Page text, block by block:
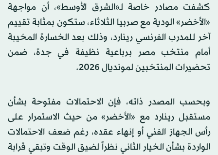
كشفت مصادر خاصة لـ«الشرق الأوسط»، أن مواجهة
«الأخضر» الودية مع صربيا الثلاثاء، ستكون بمثابة تقييم
آخر للمدرب الفرنسي رينارد، وذلك بعد الخسارة المخيبة
أمام منتخب مصر برباعية نظيفة في جدة، ضمن
تحضيرات المنتخبين لمونديال 2026.
وبحسب المصدر ذاته، فإن الاحتمالات مفتوحة بشأن
مستقبل رينارد مع «الأخضر» من حيث الاستمرار على
رأس الجهاز الفني أو إنهاء عقده، رغم ضعف الاحتمالات
الواردة بشأن الخيار الثاني نظراً لضيق الوقت وتبقي قرابة